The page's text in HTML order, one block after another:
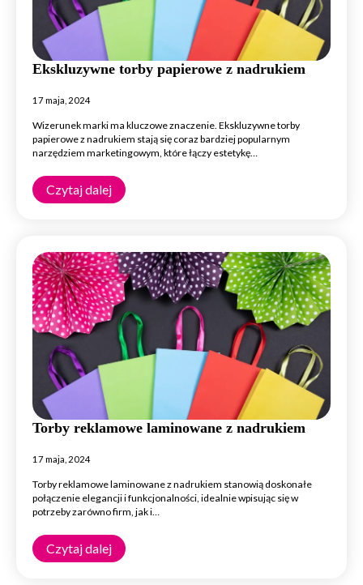
Ekskluzywne torby papierowe z nadrukiem
17 maja, 2024
Wizerunek marki ma kluczowe znaczenie. Ekskluzywne torby
papierowe z nadrukiem stają się coraz bardziej popularnym
narzędziem marketingowym, które łączy estetykę…
Czytaj dalej
Torby reklamowe laminowane z nadrukiem
17 maja, 2024
Torby reklamowe laminowane z nadrukiem stanowią doskonałe
połączenie elegancji i funkcjonalności, idealnie wpisując się w
potrzeby zarówno firm, jak i…
Czytaj dalej